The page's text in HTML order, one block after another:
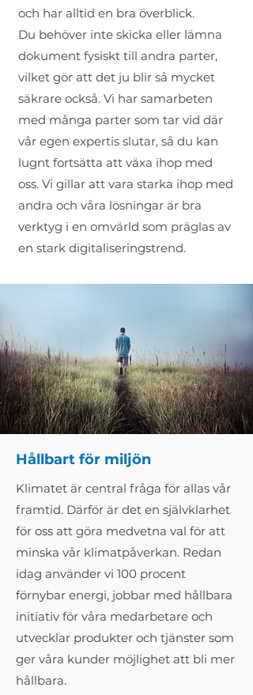
och har alltid en bra överblick.
Du behöver inte skicka eller lämna
dokument fysiskt till andra parter,
vilket gör att det ju blir så mycket
säkrare också. Vi har samarbeten
med många parter som tar vid där
vår egen expertis slutar, så du kan
lugnt fortsätta att växa ihop med
oss. Vi gillar att vara starka ihop med
andra och våra lösningar är bra
verktyg i en omvärld som präglas av
en stark digitaliseringstrend.
Hållbart för miljön
Klimatet är central fråga för allas vår
framtid. Därför är det en självklarhet
för oss att göra medvetna val för att
minska vår klimatpåverkan. Redan
idag använder vi 100 procent
förnybar energi, jobbar med hållbara
initiativ för våra medarbetare och
utvecklar produkter och tjänster som
ger våra kunder möjlighet att bli mer
hållbara.